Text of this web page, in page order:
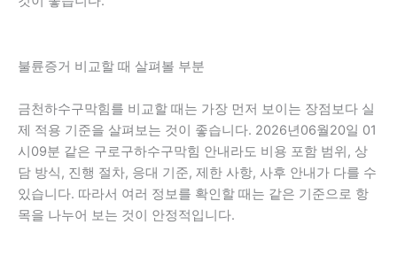
불륜증거 비교할 때 살펴볼 부분
금천하수구막힘를 비교할 때는 가장 먼저 보이는 장점보다 실
제 적용 기준을 살펴보는 것이 좋습니다. 2026년06월20일 01
시09분 같은 구로구하수구막힘 안내라도 비용 포함 범위, 상
담 방식, 진행 절차, 응대 기준, 제한 사항, 사후 안내가 다를 수
있습니다. 따라서 여러 정보를 확인할 때는 같은 기준으로 항
목을 나누어 보는 것이 안정적입니다.